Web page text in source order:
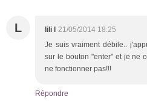
L lili l 21/05/2014 18:25
Je suis vraiment débile..
sur le bouton "enter" et je ne
ne fonctionner pas!!!
Répondre